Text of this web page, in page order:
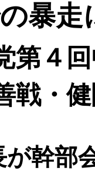
暴走
第４
戦・
が幹部